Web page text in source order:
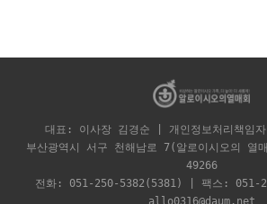
대표: 이사장 김경순 | 개인정보처리책임
부산광역시 서구 천해남로 7(알로이시오의
49266
전화: 051-250-5382(5381) | 팩스: 051-
allo0316@daum.net